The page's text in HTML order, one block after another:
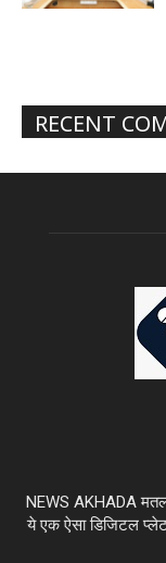
RECENT
NEWS AKHADA
ये एक ऐसा डिजिटल